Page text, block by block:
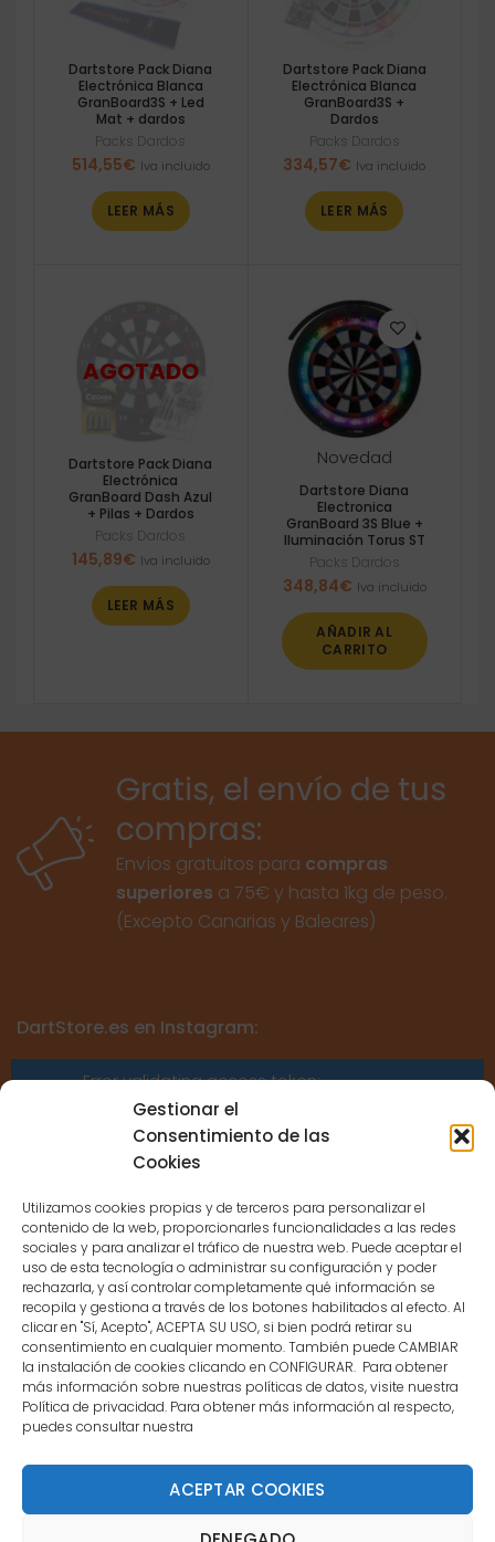
Gestionar el
Consentimiento de las
Cookies
Utilizamos cookies propias y de terceros para personalizar el
contenido de la web, proporcionarles funcionalidades a las redes
sociales y para analizar el tráfico de nuestra web. Puede aceptar el
uso de esta tecnología o administrar su configuración y poder
rechazarla, y así controlar completamente qué información se
recopila y gestiona a través de los botones habilitados al efecto. Al
clicar en "Sí, Acepto", ACEPTA SU USO, si bien podrá retirar su
consentimiento en cualquier momento. También puede CAMBIAR
la instalación de cookies clicando en CONFIGURAR. Para obtener
más información sobre nuestras políticas de datos, visite nuestra
Política de privacidad. Para obtener más información al respecto,
puedes consultar nuestra
ACEPTAR COOKIES
Dartstore Pack Diana
Electrónica Blanca
GranBoard3S + Led
Mat + dardos
Packs Dardos
514,55€ Iva incluido
LEER MÁS
Dartstore Pack Diana
Electrónica Blanca
GranBoard3S +
Dardos
Packs Dardos
334,57€ Iva incluido
LEER MÁS
Dartstore Pack Diana
Electrónica
GranBoard Dash Azul
+ Pilas + Dardos
Packs Dardos
145,89€ Iva incluido
LEER MÁS
Novedad
Dartstore Diana
Electronica
GranBoard 3S Blue +
Iluminación Torus ST
Packs Dardos
348,84€ Iva incluido
AÑADIR AL
CARRITO
Gratis, el envío de tus
compras:
Envíos gratuitos para compras
superiores a 75€ y hasta 1kg de peso.
(Excepto Canarias y Baleares)
DartStore.es en Instagram:
Error validating access token:
Sessions for the user are not allowed
because the user is not a confirmed
CONTACTO
MENÚ PRINCIPAL
MI CUENTA
DOCUMENTACIÓN